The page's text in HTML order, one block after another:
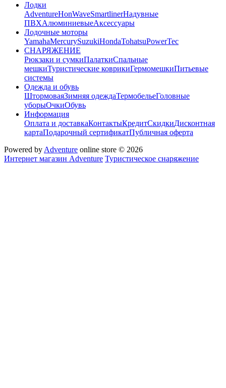
Лодки
AdventureHonWaveSmartlinerНадувные
ПВХАлюминиевыеАксессуары
Лодочные моторы
YamahaMercurySuzukiHondaTohatsuPowerTec
СНАРЯЖЕНИЕ
Рюкзаки и сумкиПалаткиСпальные
мешкиТуристические коврикиГермомешкиПитьевые
системы
Одежда и обувь
ШтормоваяЗимняя одеждаТермобельеГоловные
уборыОчкиОбувь
Информация
Оплата и доставкаКонтактыКредитСкидкиДисконтная
картаПодарочный сертификатПубличная оферта
Powered byAdventure online store © 2026
Интернет магазин Adventure Туристическое снаряжение